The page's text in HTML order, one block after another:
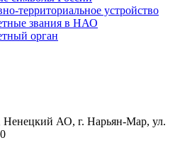
территориальное устройство
звания в НАО
орган
Ненецкий АО, г. Нарьян-Мар, ул.